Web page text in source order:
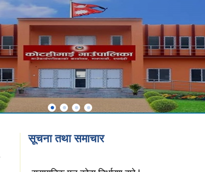
सूचना तथा समाचार